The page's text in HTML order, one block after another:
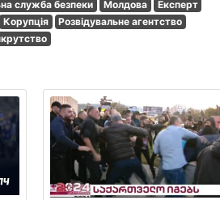
служба безпеки Молдова
Експерт
Корупція
Розвідувальне агентство